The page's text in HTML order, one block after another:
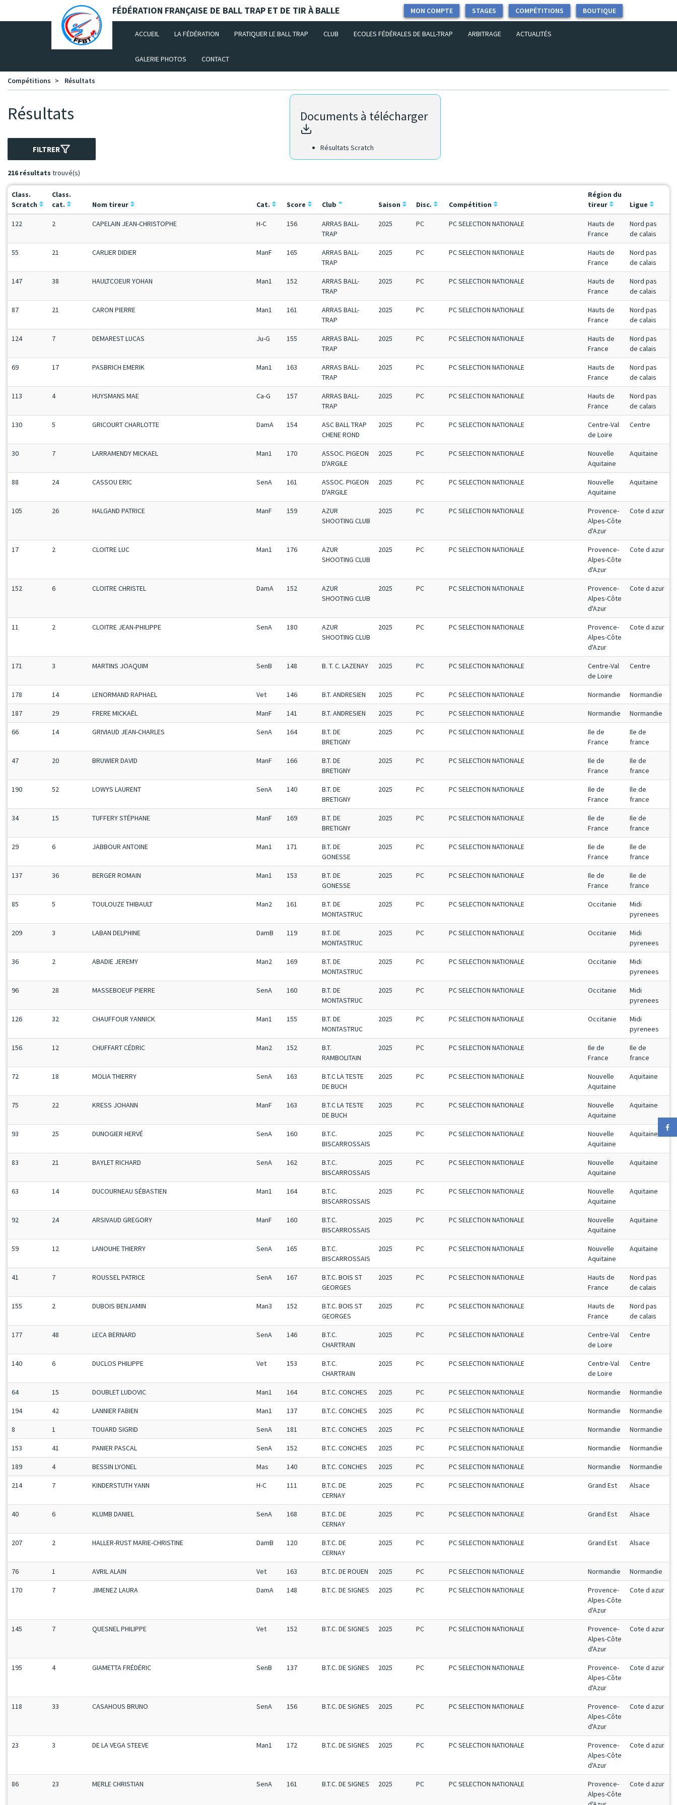
Panneau de gestion des cookies FÉDÉRATION FRANÇAISE DE BALL TRAP ET DE TIR À BALLE BOUTIQUE
COMPÉTITIONS
STAGES
MON COMPTE
ACCUEIL (CURRENT)
LA FÉDÉRATION PRATIQUER LE BALL TRAP CLUB ECOLES FÉDÉRALES DE BALL-TRAP ARBITRAGE ACTUALITÉS
GALERIE PHOTOS CONTACT
Compétitions Résultats
Résultats
FILTRER
216 résultats trouvé(s)
Documents à télécharger
Résultats Scratch
Class.
Scratch
Class.
cat.
Nom tireur Cat. Score Club Saison Disc. Compétition
Région du
tireur
Ligue
122 2 CAPELAIN JEAN-CHRISTOPHE H-C 156
ARRAS BALL-
TRAP
2025 PC PC SELECTION NATIONALE
Hauts de
France
Nord pas
de calais
55 21 CARLIER DIDIER ManF 165
ARRAS BALL-
TRAP
2025 PC PC SELECTION NATIONALE
Hauts de
France
Nord pas
de calais
147 38 HAULTCOEUR YOHAN Man1 152
ARRAS BALL-
TRAP
2025 PC PC SELECTION NATIONALE
Hauts de
France
Nord pas
de calais
87 21 CARON PIERRE Man1 161
ARRAS BALL-
TRAP
2025 PC PC SELECTION NATIONALE
Hauts de
France
Nord pas
de calais
124 7 DEMAREST LUCAS Ju-G 155
ARRAS BALL-
TRAP
2025 PC PC SELECTION NATIONALE
Hauts de
France
Nord pas
de calais
69 17 PASBRICH EMERIK Man1 163
ARRAS BALL-
TRAP
2025 PC PC SELECTION NATIONALE
Hauts de
France
Nord pas
de calais
113 4 HUYSMANS MAE Ca-G 157
ARRAS BALL-
TRAP
2025 PC PC SELECTION NATIONALE
Hauts de
France
Nord pas
de calais
130 5 GRICOURT CHARLOTTE DamA 154
ASC BALL TRAP
CHENE ROND
2025 PC PC SELECTION NATIONALE
Centre-Val
de Loire
Centre
30 7 LARRAMENDY MICKAEL Man1 170
ASSOC. PIGEON
D'ARGILE
2025 PC PC SELECTION NATIONALE
Nouvelle
Aquitaine
Aquitaine
88 24 CASSOU ERIC SenA 161
ASSOC. PIGEON
D'ARGILE
2025 PC PC SELECTION NATIONALE
Nouvelle
Aquitaine
Aquitaine
105 26 HALGAND PATRICE ManF 159
AZUR
SHOOTING CLUB
2025 PC PC SELECTION NATIONALE
Provence-
Alpes-Côte
d'Azur
Cote d azur
17 2 CLOITRE LUC Man1 176
AZUR
SHOOTING CLUB
2025 PC PC SELECTION NATIONALE
Provence-
Alpes-Côte
d'Azur
Cote d azur
152 6 CLOITRE CHRISTEL DamA 152
AZUR
SHOOTING CLUB
2025 PC PC SELECTION NATIONALE
Provence-
Alpes-Côte
d'Azur
Cote d azur
11 2 CLOITRE JEAN-PHILIPPE SenA 180
AZUR
SHOOTING CLUB
2025 PC PC SELECTION NATIONALE
Provence-
Alpes-Côte
d'Azur
Cote d azur
171 3 MARTINS JOAQUIM SenB 148 B. T. C. LAZENAY 2025 PC PC SELECTION NATIONALE
Centre-Val
de Loire
Centre
178 14 LENORMAND RAPHAEL Vet 146 B.T. ANDRESIEN 2025 PC PC SELECTION NATIONALE Normandie Normandie
187 29 FRERE MICKAËL ManF 141 B.T. ANDRESIEN 2025 PC PC SELECTION NATIONALE Normandie Normandie
66 14 GRIVIAUD JEAN-CHARLES SenA 164
B.T. DE
BRETIGNY
2025 PC PC SELECTION NATIONALE
Ile de
France
Ile de
france
47 20 BRUWIER DAVID ManF 166
B.T. DE
BRETIGNY
2025 PC PC SELECTION NATIONALE
Ile de
France
Ile de
france
190 52 LOWYS LAURENT SenA 140
B.T. DE
BRETIGNY
2025 PC PC SELECTION NATIONALE
Ile de
France
Ile de
france
34 15 TUFFERY STÉPHANE ManF 169
B.T. DE
BRETIGNY
2025 PC PC SELECTION NATIONALE
Ile de
France
Ile de
france
29 6 JABBOUR ANTOINE Man1 171
B.T. DE
GONESSE
2025 PC PC SELECTION NATIONALE
Ile de
France
Ile de
france
137 36 BERGER ROMAIN Man1 153
B.T. DE
GONESSE
2025 PC PC SELECTION NATIONALE
Ile de
France
Ile de
france
85 5 TOULOUZE THIBAULT Man2 161
B.T. DE
MONTASTRUC
2025 PC PC SELECTION NATIONALE Occitanie
Midi
pyrenees
209 3 LABAN DELPHINE DamB 119
B.T. DE
MONTASTRUC
2025 PC PC SELECTION NATIONALE Occitanie
Midi
pyrenees
36 2 ABADIE JEREMY Man2 169
B.T. DE
MONTASTRUC
2025 PC PC SELECTION NATIONALE Occitanie
Midi
pyrenees
96 28 MASSEBOEUF PIERRE SenA 160
B.T. DE
MONTASTRUC
2025 PC PC SELECTION NATIONALE Occitanie
Midi
pyrenees
126 32 CHAUFFOUR YANNICK Man1 155
B.T. DE
MONTASTRUC
2025 PC PC SELECTION NATIONALE Occitanie
Midi
pyrenees
156 12 CHUFFART CÉDRIC Man2 152
B.T.
RAMBOLITAIN
2025 PC PC SELECTION NATIONALE
Ile de
France
Ile de
france
72 18 MOLIA THIERRY SenA 163
B.T.C LA TESTE
DE BUCH
2025 PC PC SELECTION NATIONALE
Nouvelle
Aquitaine
Aquitaine
75 22 KRESS JOHANN ManF 163
B.T.C LA TESTE
DE BUCH
2025 PC PC SELECTION NATIONALE
Nouvelle
Aquitaine
Aquitaine
93 25 DUNOGIER HERVÉ SenA 160
B.T.C.
BISCARROSSAIS
2025 PC PC SELECTION NATIONALE
Nouvelle
Aquitaine
Aquitaine
83 21 BAYLET RICHARD SenA 162
B.T.C.
BISCARROSSAIS
2025 PC PC SELECTION NATIONALE
Nouvelle
Aquitaine
Aquitaine
63 14 DUCOURNEAU SÉBASTIEN Man1 164
B.T.C.
BISCARROSSAIS
2025 PC PC SELECTION NATIONALE
Nouvelle
Aquitaine
Aquitaine
92 24 ARSIVAUD GREGORY ManF 160
B.T.C.
BISCARROSSAIS
2025 PC PC SELECTION NATIONALE
Nouvelle
Aquitaine
Aquitaine
59 12 LANOUHE THIERRY SenA 165
B.T.C.
BISCARROSSAIS
2025 PC PC SELECTION NATIONALE
Nouvelle
Aquitaine
Aquitaine
41 7 ROUSSEL PATRICE SenA 167
B.T.C. BOIS ST
GEORGES
2025 PC PC SELECTION NATIONALE
Hauts de
France
Nord pas
de calais
155 2 DUBOIS BENJAMIN Man3 152
B.T.C. BOIS ST
GEORGES
2025 PC PC SELECTION NATIONALE
Hauts de
France
Nord pas
de calais
177 48 LECA BERNARD SenA 146
B.T.C.
CHARTRAIN
2025 PC PC SELECTION NATIONALE
Centre-Val
de Loire
Centre
140 6 DUCLOS PHILIPPE Vet 153
B.T.C.
CHARTRAIN
2025 PC PC SELECTION NATIONALE
Centre-Val
de Loire
Centre
64 15 DOUBLET LUDOVIC Man1 164 B.T.C. CONCHES 2025 PC PC SELECTION NATIONALE Normandie Normandie
194 42 LANNIER FABIEN Man1 137 B.T.C. CONCHES 2025 PC PC SELECTION NATIONALE Normandie Normandie
8 1 TOUARD SIGRID SenA 181 B.T.C. CONCHES 2025 PC PC SELECTION NATIONALE Normandie Normandie
153 41 PANIER PASCAL SenA 152 B.T.C. CONCHES 2025 PC PC SELECTION NATIONALE Normandie Normandie
189 4 BESSIN LYONEL Mas 140 B.T.C. CONCHES 2025 PC PC SELECTION NATIONALE Normandie Normandie
214 7 KINDERSTUTH YANN H-C 111
B.T.C. DE
CERNAY
2025 PC PC SELECTION NATIONALE Grand Est Alsace
40 6 KLUMB DANIEL SenA 168
B.T.C. DE
CERNAY
2025 PC PC SELECTION NATIONALE Grand Est Alsace
207 2 HALLER-RUST MARIE-CHRISTINE DamB 120
B.T.C. DE
CERNAY
2025 PC PC SELECTION NATIONALE Grand Est Alsace
76 1 AVRIL ALAIN Vet 163 B.T.C. DE ROUEN 2025 PC PC SELECTION NATIONALE Normandie Normandie
170 7 JIMENEZ LAURA DamA 148 B.T.C. DE SIGNES 2025 PC PC SELECTION NATIONALE
Provence-
Alpes-Côte
d'Azur
Cote d azur
145 7 QUESNEL PHILIPPE Vet 152 B.T.C. DE SIGNES 2025 PC PC SELECTION NATIONALE
Provence-
Alpes-Côte
d'Azur
Cote d azur
195 4 GIAMETTA FRÉDÉRIC SenB 137 B.T.C. DE SIGNES 2025 PC PC SELECTION NATIONALE
Provence-
Alpes-Côte
d'Azur
Cote d azur
118 33 CASAHOUS BRUNO SenA 156 B.T.C. DE SIGNES 2025 PC PC SELECTION NATIONALE
Provence-
Alpes-Côte
d'Azur
Cote d azur
23 3 DE LA VEGA STEEVE Man1 172 B.T.C. DE SIGNES 2025 PC PC SELECTION NATIONALE
Provence-
Alpes-Côte
d'Azur
Cote d azur
86 23 MERLE CHRISTIAN SenA 161 B.T.C. DE SIGNES 2025 PC PC SELECTION NATIONALE
Provence-
Alpes-Côte
Cote d azur